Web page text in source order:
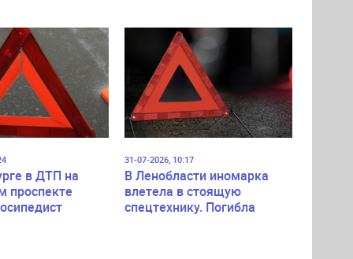
в ДТП на
проспекте
31-07-2026, 10:17
В Ленобласти иномарка
влетела в стоящую
спецтехнику. Погибла